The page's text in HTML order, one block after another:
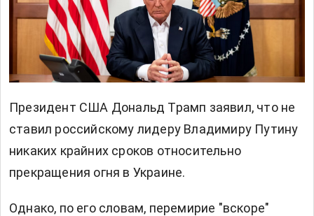
Президент США Дональд Трамп заявил, что не
ставил российскому лидеру Владимиру Путину
никаких крайних сроков относительно
прекращения огня в Украине.
Однако, по его словам, перемирие "вскоре"